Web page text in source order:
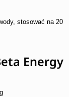
stosować na 20
Energy